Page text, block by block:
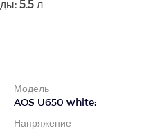
5.5 л
Модель
AOS U650 white;
Напряжение